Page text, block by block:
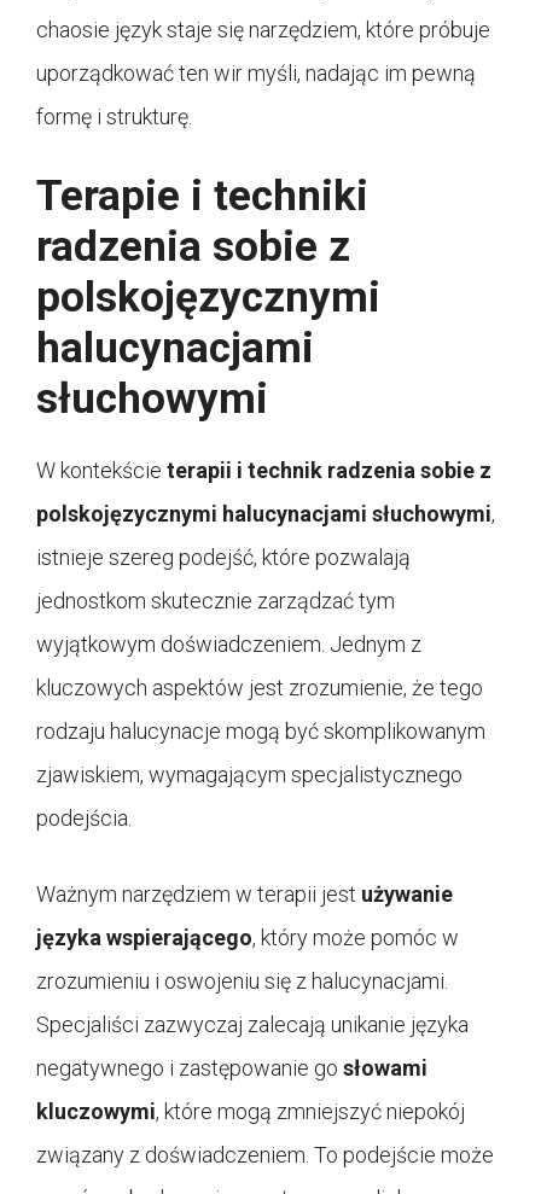
chaosie język staje się narzędziem, które próbuje
uporządkować ten wir myśli, nadając im pewną
formę i strukturę.
Terapie i techniki
radzenia sobie z
polskojęzycznymi
halucynacjami
słuchowymi
W kontekście terapii i technik radzenia sobie z
polskojęzycznymi halucynacjami słuchowymi,
istnieje szereg podejść, które pozwalają
jednostkom skutecznie zarządzać tym
wyjątkowym doświadczeniem. Jednym z
kluczowych aspektów jest zrozumienie, że tego
rodzaju halucynacje mogą być skomplikowanym
zjawiskiem, wymagającym specjalistycznego
podejścia.
Ważnym narzędziem w terapii jest używanie
języka wspierającego, który może pomóc w
zrozumieniu i oswojeniu się z halucynacjami.
Specjaliści zazwyczaj zalecają unikanie języka
negatywnego i zastępowanie go słowami
kluczowymi, które mogą zmniejszyć niepokój
związany z doświadczeniem. To podejście może